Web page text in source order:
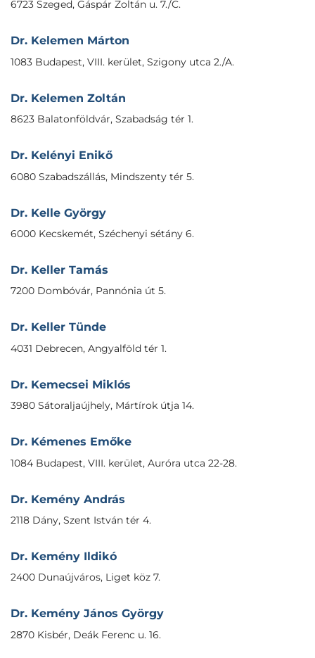
6723 Szeged, Gáspár Zoltán u. 7./C.
Dr. Kelemen Márton
1083 Budapest, VIII. kerület, Szigony utca 2./A.
Dr. Kelemen Zoltán
8623 Balatonföldvár, Szabadság tér 1.
Dr. Kelényi Enikő
6080 Szabadszállás, Mindszenty tér 5.
Dr. Kelle György
6000 Kecskemét, Széchenyi sétány 6.
Dr. Keller Tamás
7200 Dombóvár, Pannónia út 5.
Dr. Keller Tünde
4031 Debrecen, Angyalföld tér 1.
Dr. Kemecsei Miklós
3980 Sátoraljaújhely, Mártírok útja 14.
Dr. Kémenes Emőke
1084 Budapest, VIII. kerület, Auróra utca 22-28.
Dr. Kemény András
2118 Dány, Szent István tér 4.
Dr. Kemény Ildikó
2400 Dunaújváros, Liget köz 7.
Dr. Kemény János György
2870 Kisbér, Deák Ferenc u. 16.